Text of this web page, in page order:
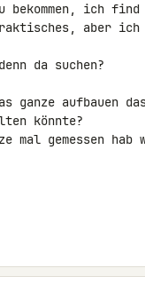
bekommen, ich
aber ich
da suchen?
ganze aufbauen
könnte?
gemessen hab